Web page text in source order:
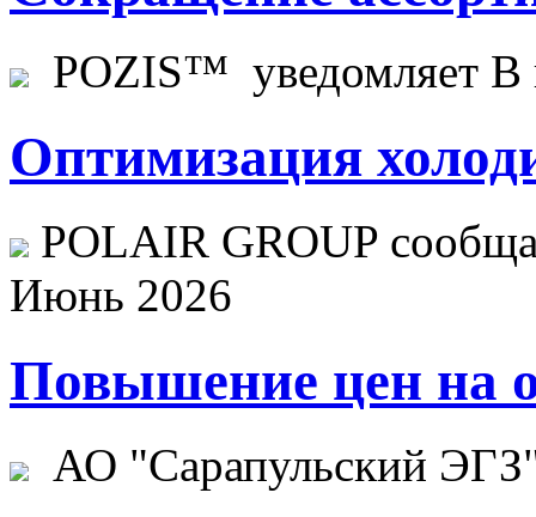
POZIS™ уведомляет В
Оптимизация
POLAIR GROUP
Июнь 2026
Повышение цен на
АО "Сарапульский